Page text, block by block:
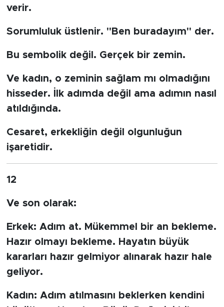
verir.
Sorumluluk üstlenir. "Ben buradayım" der.
Bu sembolik değil. Gerçek bir zemin.
Ve kadın, o zeminin sağlam mı olmadığını
hisseder. İlk adımda değil ama adımın nasıl
atıldığında.
Cesaret, erkekliğin değil olgunluğun
işaretidir.
12
Ve son olarak:
Erkek: Adım at. Mükemmel bir an bekleme.
Hazır olmayı bekleme. Hayatın büyük
kararları hazır gelmiyor alınarak hazır hale
geliyor.
Kadın: Adım atılmasını beklerken kendini